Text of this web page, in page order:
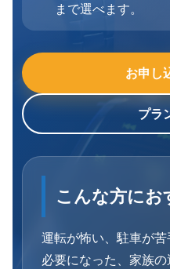
まで選べます。
お申し
プラ
こんな方にお
運転が怖い、駐車が
必要になった、家族